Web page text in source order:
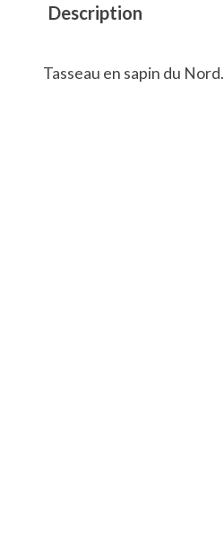
Description
Tasseau en sapin du Nord.